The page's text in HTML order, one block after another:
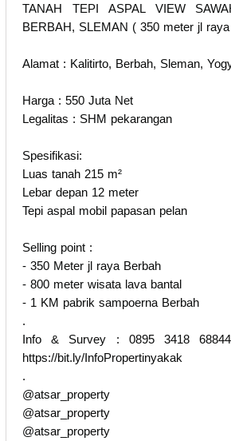
TANAH TEPI ASPAL VIEW
BERBAH, SLEMAN ( 350 meter jl
Alamat : Kalitirto, Berbah, Sleman,
Harga : 550 Juta Net
Legalitas : SHM pekarangan
Spesifikasi:
Luas tanah 215 m²
Lebar depan 12 meter
Tepi aspal mobil papasan pelan
Selling point :
- 350 Meter jl raya Berbah
- 800 meter wisata lava bantal
- 1 KM pabrik sampoerna Berbah
.
Info & Survey : 0895 3418
https://bit.ly/InfoPropertinyakak
.
@atsar_property
@atsar_property
@atsar_property